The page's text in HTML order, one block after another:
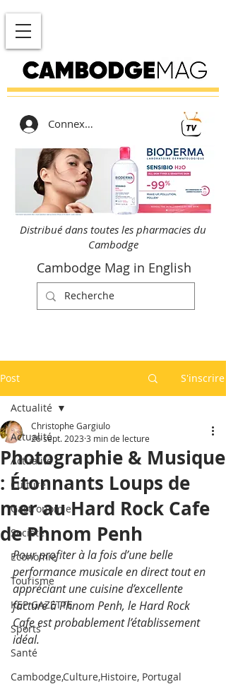
Connexion
Distribué dans toutes les pharmacies du
Cambodge
Cambodge Mag in English
Post S'inscrire
Actualité
Actualité
Culture
Gastronomie
Société
Economie
Tourisme
KEP GAZETTE
Sports
Santé
Cambodge,Culture,Histoire, Portugal
Actualité
Photographie & Musique
: Étonnants Loups de
mer au Hard Rock Cafe
de Phnom Penh
Christophe Gargiulo
26 sept. 2023 3 min de lecture
Pour profiter à la fois d’une belle
performance musicale en direct tout en
appréciant une cuisine d’excellente
facture à Phnom Penh, le Hard Rock
Cafe est probablement l’établissement
idéal.